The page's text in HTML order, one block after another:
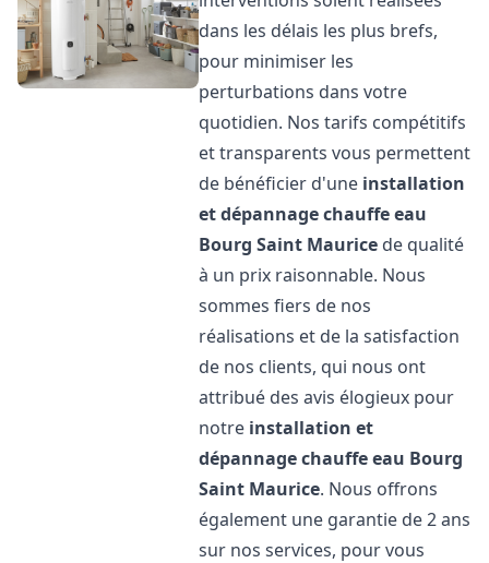
dans les délais les plus brefs,
pour minimiser les
perturbations dans votre
quotidien. Nos tarifs compétitifs
et transparents vous permettent
de bénéficier d'une installation
et dépannage chauffe eau
Bourg Saint Maurice de qualité
à un prix raisonnable. Nous
sommes fiers de nos
réalisations et de la satisfaction
de nos clients, qui nous ont
attribué des avis élogieux pour
notre installation et
dépannage chauffe eau Bourg
Saint Maurice. Nous offrons
également une garantie de 2 ans
sur nos services, pour vous